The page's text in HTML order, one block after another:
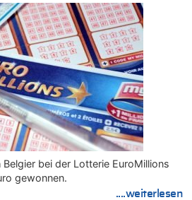
bei der Lotterie EuroMillions
gewonnen.
....weiterlesen